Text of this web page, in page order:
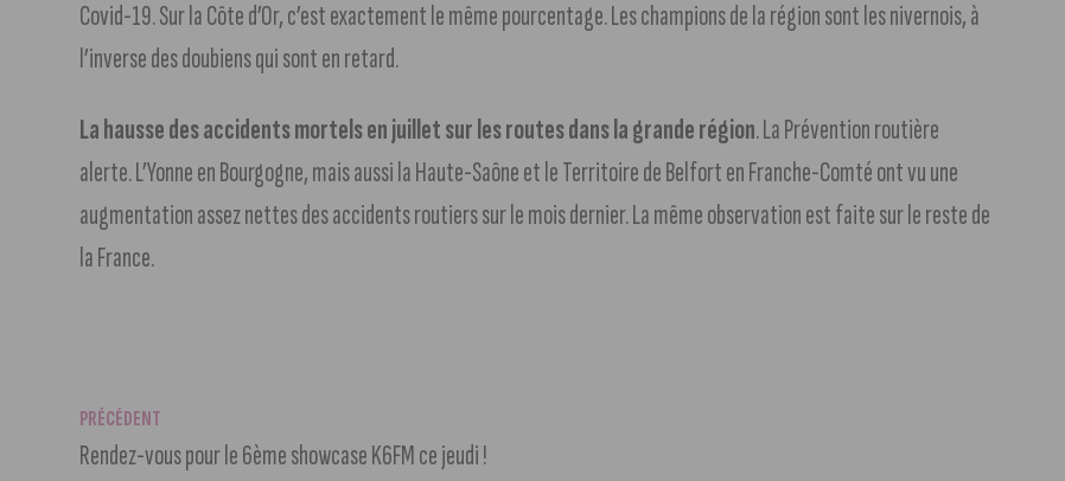
Covid-19. Sur la Côte d’Or, c’est exactement le même pourcentage. Les champions de la région sont les nivernois, à
l’inverse des doubiens qui sont en retard.
La hausse des accidents mortels en juillet sur les routes dans la grande région. La Prévention routière
alerte. L’Yonne en Bourgogne, mais aussi la Haute-Saône et le Territoire de Belfort en Franche-Comté ont vu une
augmentation assez nettes des accidents routiers sur le mois dernier. La même observation est faite sur le reste de
la France.
PRÉCÉDENT
Rendez-vous pour le 6ème showcase K6FM ce jeudi !